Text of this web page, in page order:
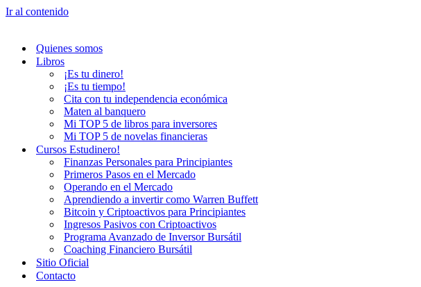
Ir al contenido
Quienes somos
Libros
¡Es tu dinero!
¡Es tu tiempo!
Cita con tu independencia económica
Maten al banquero
Mi TOP 5 de libros para inversores
Mi TOP 5 de novelas financieras
Cursos Estudinero!
Finanzas Personales para Principiantes
Primeros Pasos en el Mercado
Operando en el Mercado
Aprendiendo a invertir como Warren Buffett
Bitcoin y Criptoactivos para Principiantes
Ingresos Pasivos con Criptoactivos
Programa Avanzado de Inversor Bursátil
Coaching Financiero Bursátil
Sitio Oficial
Contacto